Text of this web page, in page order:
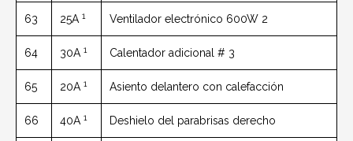
63 25A 1 Ventilador electrónico 600W 2
64 30A 1 Calentador adicional # 3
65 20A 1 Asiento delantero con calefacción
66 40A 1 Deshielo del parabrisas derecho